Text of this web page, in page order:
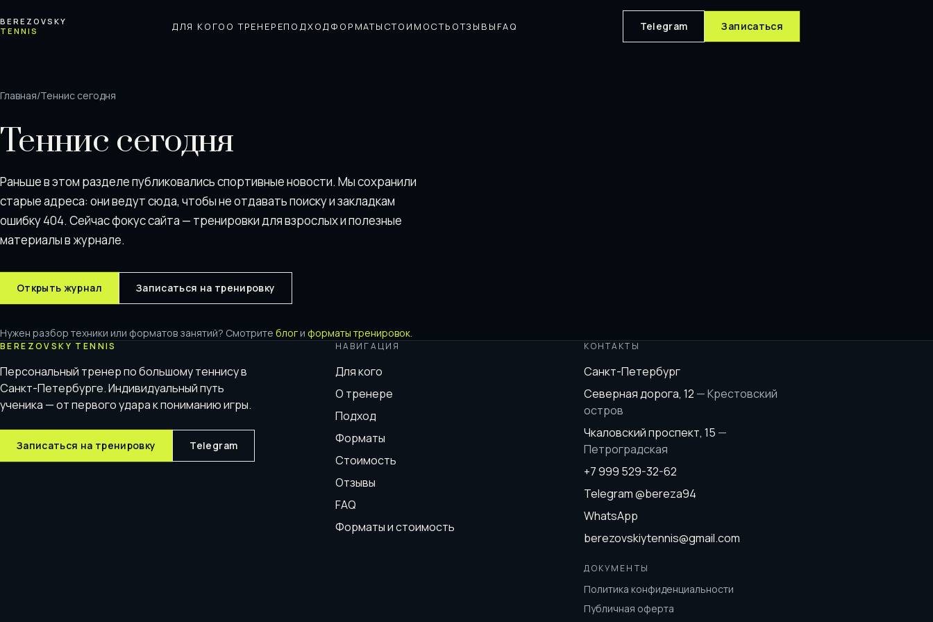
BEREZOVSKY
TENNIS
ДЛЯ КОГО О ТРЕНЕРЕПОДХОД ФОРМАТЫ СТОИМОСТЬ ОТЗЫВЫ FAQ Telegram Записаться
Главная/Теннис сегодня
Теннис сегодня
Раньше в этом разделе публиковались спортивные новости. Мы сохранили
старые адреса: они ведут сюда, чтобы не отдавать поискy и закладкам
ошибку 404. Сейчас фокус сайта — тренировки для взрослых и полезные
материалы в журнале.
Открыть журнал Записаться на тренировку
Нужен разбор техники или форматов занятий? Смотрите блог и форматы тренировок.
BEREZOVSKY TENNIS
Персональный тренер по большому теннису в
Санкт-Петербурге. Индивидуальный путь
ученика — от первого удара к пониманию игры.
Записаться на тренировку Telegram
НАВИГАЦИЯ
Для кого
О тренере
Подход
Форматы
Стоимость
Отзывы
FAQ
Форматы и стоимость
КОНТАКТЫ
Санкт-Петербург
Северная дорога, 12 —Крестовский
остров
Чкаловский проспект, 15 —
Петроградская
+7 999 529-32-62
Telegram@bereza94
WhatsApp
berezovskiytennis@gmail.com
ДОКУМЕНТЫ
Политика конфиденциальности
Публичная оферта